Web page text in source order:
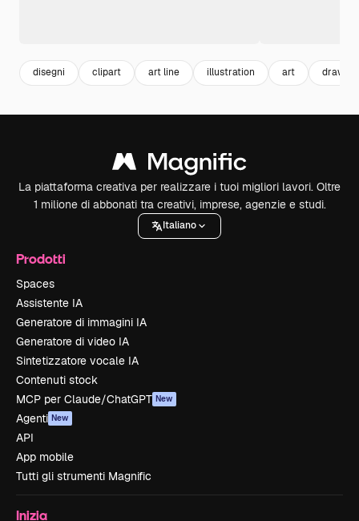
disegni clipart art line illustration art drawing
La piattaforma creativa per realizzare i tuoi migliori lavori. Oltre
1 milione di abbonati tra creativi, imprese, agenzie e studi.
Italiano
Prodotti
Spaces
Assistente IA
Generatore di immagini IA
Generatore di video IA
Sintetizzatore vocale IA
Contenuti stock
MCP per Claude/ChatGPT New
Agenti New
API
App mobile
Tutti gli strumenti Magnific
Inizia